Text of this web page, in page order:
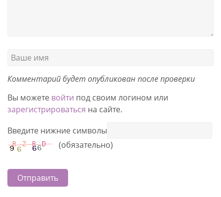
Комментарий будет опубликован после проверки
Вы можете войти под своим логином или
зарегистрироваться на сайте.
Введите нижние символы
(обязательно)
Отправить